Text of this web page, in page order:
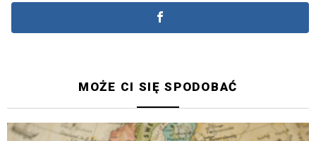
MOŻE CI SIĘ SPODOBAĆ